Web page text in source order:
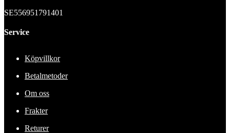
SE556951791401
Service
Köpvillkor
Betalmetoder
Om oss
Frakter
Returer